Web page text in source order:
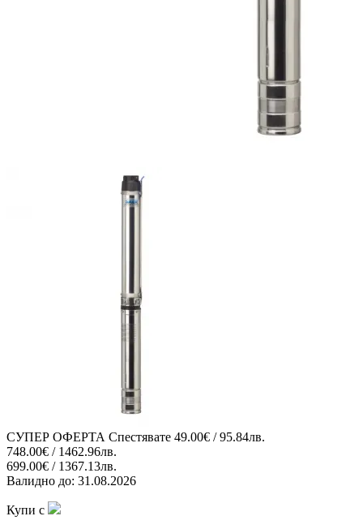
СУПЕР ОФЕРТА Спестявате 49.00€ / 95.84лв.
748.00€ / 1462.96лв.
699.00€ / 1367.13лв.
Валидно до: 31.08.2026
Купи с